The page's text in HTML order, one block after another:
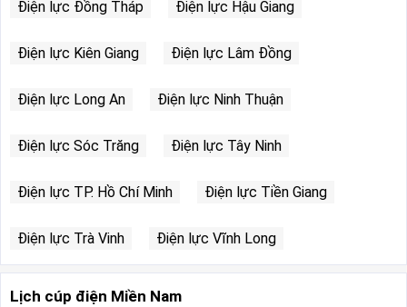
Điện lực Đồng Tháp Điện lực Hậu Giang
Điện lực Kiên Giang Điện lực Lâm Đồng
Điện lực Long An Điện lực Ninh Thuận
Điện lực Sóc Trăng Điện lực Tây Ninh
Điện lực TP. Hồ Chí Minh Điện lực Tiền Giang
Điện lực Trà Vinh Điện lực Vĩnh Long
Lịch cúp điện Miền Nam